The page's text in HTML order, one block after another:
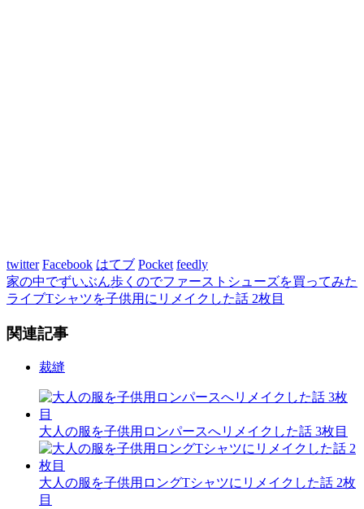
twitter Facebook はてブ Pocket feedly
家の中でずいぶん歩くのでファーストシューズを買ってみた
ライブTシャツを子供用にリメイクした話 2枚目
関連記事
裁縫
大人の服を子供用ロンパースへリメイクした話 3枚目
大人の服を子供用ロングTシャツにリメイクした話 2枚
目